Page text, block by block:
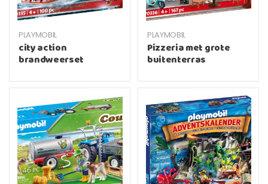
PLAYMOBIL
city action
brandweerset
PLAYMOBIL
Pizzeria met grote
buitenterras